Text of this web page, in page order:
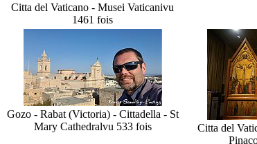
Citta del Vaticano - Musei Vaticanivu
1461 fois
Gozo - Rabat (Victoria) - Cittadella - St
Mary Cathedralvu 533 fois
Citta del